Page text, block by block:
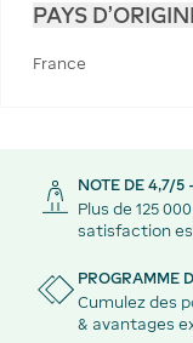
PAYS
France
NOTE DE 4,7/5
Plus de 125
satisfaction
PROGRAMME
Cumulez des
& avantages